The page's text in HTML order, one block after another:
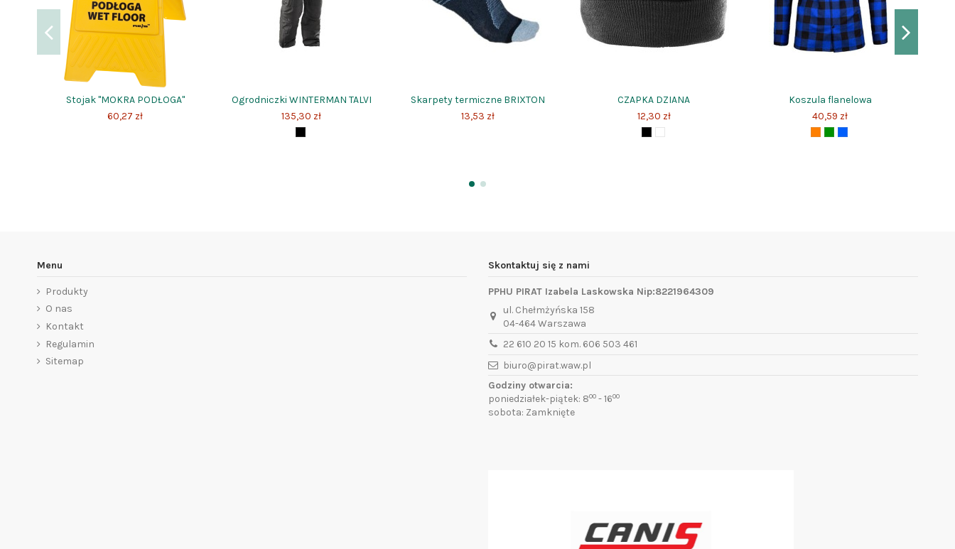
Stojak "MOKRA PODŁOGA"
60,27 zł
Ogrodniczki WINTERMAN TALVI
135,30 zł
Skarpety termiczne BRIXTON
13,53 zł
CZAPKA DZIANA
12,30 zł
Koszula flanelowa
40,59 zł
Menu
Produkty
O nas
Kontakt
Regulamin
Sitemap
Skontaktuj się z nami
PPHU PIRAT Izabela Laskowska Nip:8221964309
ul. Chełmżyńska 158
04-464 Warszawa
22 610 20 15 kom. 606 503 461
biuro@pirat.waw.pl
Godziny otwarcia:
poniedziałek-piątek: 800 - 1600
sobota: Zamknięte